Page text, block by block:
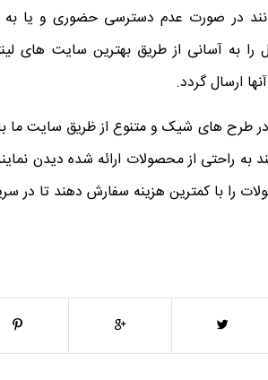
در صورت عدم دسترسی حضوری و یا
به آسانی از طریق بهترین سایت های
ارسال گردد.
طرح های شیک و متنوع از ظریق سایت ما
به راحتی از محصولات ارائه شده دیدن
را با کمترین هزینه سفارش دهند تا در